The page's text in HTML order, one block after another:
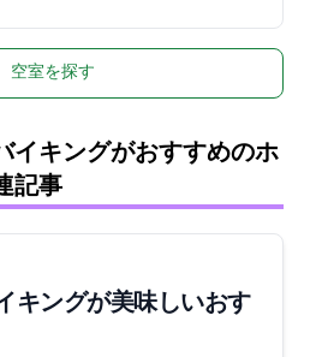
空室を探す
イキングがおすすめのホ
記事
キングが美味しいおす